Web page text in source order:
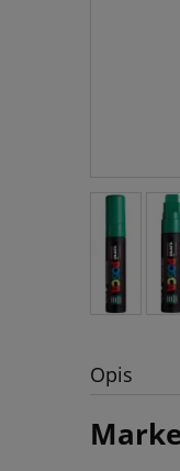
Opis